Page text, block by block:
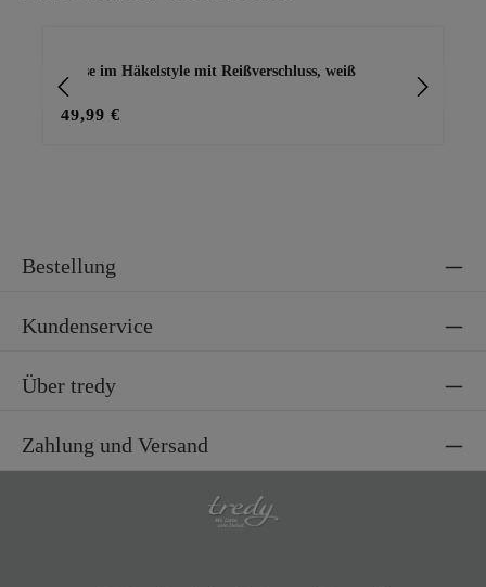
Bluse im Häkelstyle mit Reißverschluss, weiß
49,99 €
Bestellung
Kundenservice
Über tredy
Zahlung und Versand